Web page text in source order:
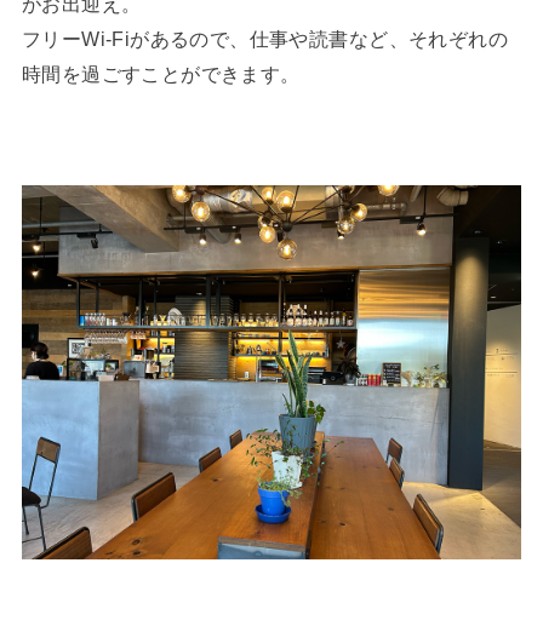
フリーWi-Fiがあるので、仕事や読書など、それぞれの
時間を過ごすことができます。